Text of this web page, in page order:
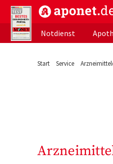
aponet.de - Das
Notdienst
Start Service